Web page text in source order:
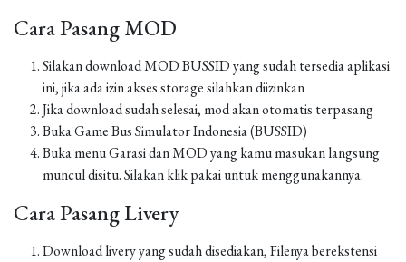
Cara Pasang MOD
Silakan download MOD BUSSID yang sudah tersedia aplikasi
ini, jika ada izin akses storage silahkan diizinkan
Jika download sudah selesai, mod akan otomatis terpasang
Buka Game Bus Simulator Indonesia (BUSSID)
Buka menu Garasi dan MOD yang kamu masukan langsung
muncul disitu. Silakan klik pakai untuk menggunakannya.
Cara Pasang Livery
Download livery yang sudah disediakan, Filenya berekstensi